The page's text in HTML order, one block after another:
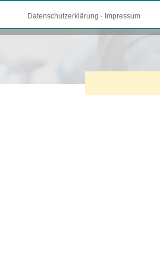
Notwendige Cookies
Datenschutzerklärung · Impressum